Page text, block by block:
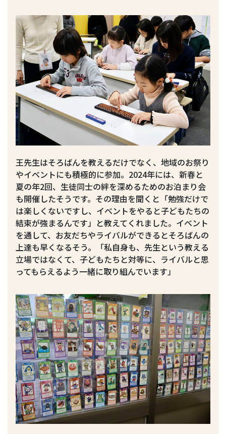
王先生はそろばんを教えるだけでなく、地域のお祭り
やイベントにも積極的に参加。2024年には、新春と
夏の年2回、生徒同士の絆を深めるためのお泊まり会
も開催したそうです。その理由を聞くと「勉強だけで
は楽しくないですし、イベントをやると子どもたちの
結束が強まるんです」と教えてくれました。イベント
を通して、お友だちやライバルができるとそろばんの
上達も早くなるそう。「私自身も、先生という教える
立場ではなくて、子どもたちと対等に、ライバルと思
ってもらえるよう一緒に取り組んでいます」